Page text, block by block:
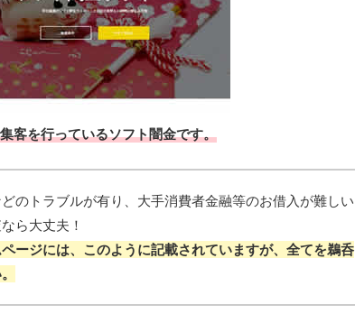
客を行っているソフト闇金です。
のトラブルが有り、大手消費者金融等のお借入が難しい
ら大丈夫！
ージには、このように記載されていますが、全てを鵜呑